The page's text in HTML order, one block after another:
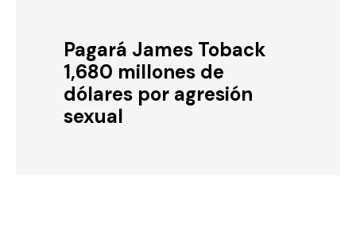
Pagará James Toback
1,680 millones de
dólares por agresión
sexual